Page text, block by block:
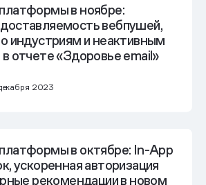
в ноябре:
вебпушей,
индустриям и неактивным
отчете «Здоровье email»
2023
в октябре: In-App
ускоренная авторизация
рекомендации в новом